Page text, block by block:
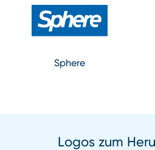
Sphere
Logos zum